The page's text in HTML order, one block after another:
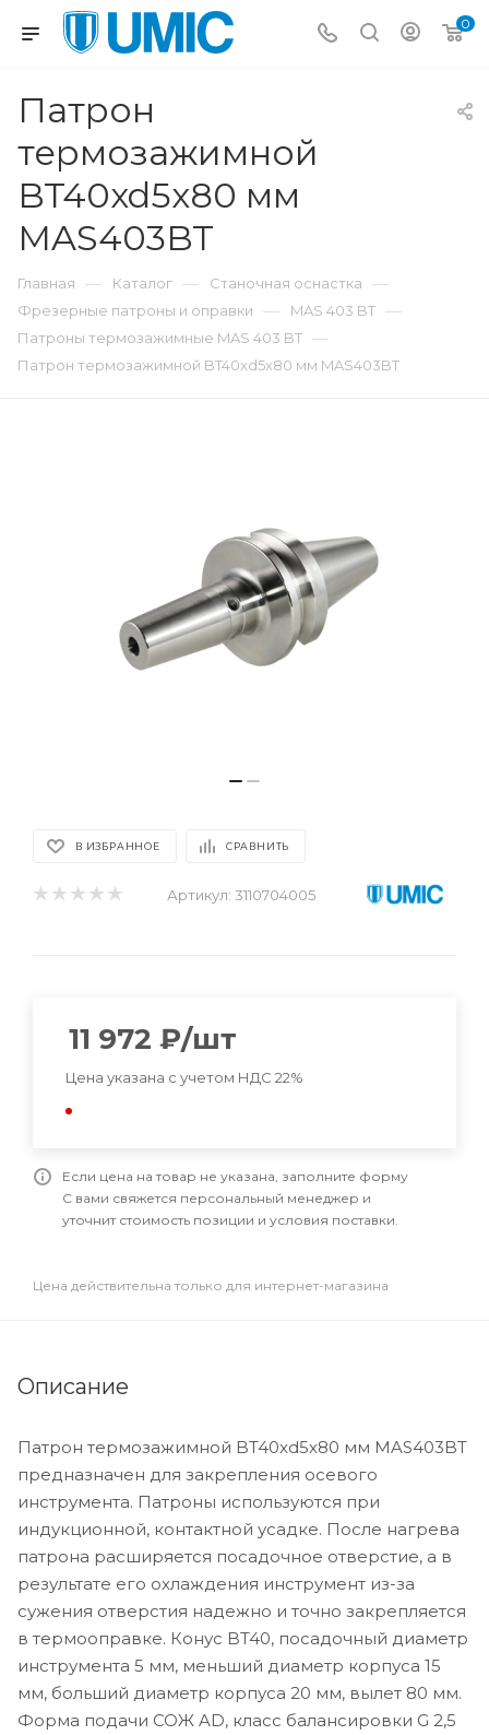
0
Патрон
термозажимной
BT40xd5x80 мм
MAS403BT
Главная — Каталог — Станочная оснастка —
Фрезерные патроны и оправки — MAS 403 BT —
Патроны термозажимные MAS 403 BT —
Патрон термозажимной BT40xd5x80 мм MAS403BT
В ИЗБРАННОЕ СРАВНИТЬ
Артикул: 3110704005
11 972 ₽/шт
Цена указана с учетом НДС 22%
Если цена на товар не указана, заполните форму
С вами свяжется персональный менеджер и
уточнит стоимость позиции и условия поставки.
Цена действительна только для интернет-магазина
Описание
Патрон термозажимной BT40xd5x80 мм MAS403BT
предназначен для закрепления осевого
инструмента. Патроны используются при
индукционной, контактной усадке. После нагрева
патрона расширяется посадочное отверстие, а в
результате его охлаждения инструмент из-за
сужения отверстия надежно и точно закрепляется
в термооправке. Конус BT40, посадочный диаметр
инструмента 5 мм, меньший диаметр корпуса 15
мм, больший диаметр корпуса 20 мм, вылет 80 мм.
Форма подачи СОЖ AD, класс балансировки G 2,5